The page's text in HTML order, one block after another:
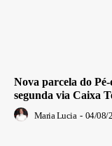
Nova parcela do
segunda via Caixa
Maria Lucia - 04/08/